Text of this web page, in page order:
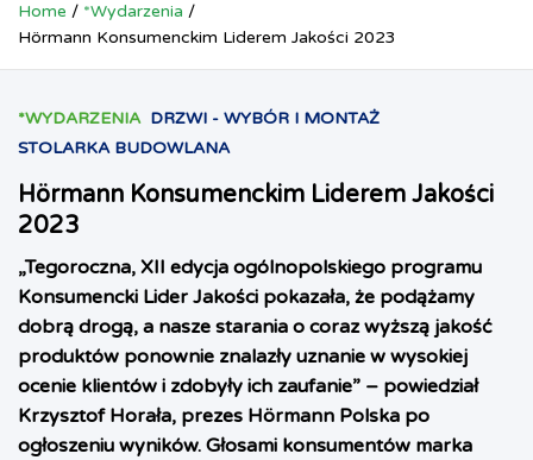
Home
*Wydarzenia
Hörmann Konsumenckim Liderem Jakości 2023
*WYDARZENIA DRZWI - WYBÓR I MONTAŻ
STOLARKA BUDOWLANA
Hörmann Konsumenckim Liderem Jakości
2023
„Tegoroczna, XII edycja ogólnopolskiego programu
Konsumencki Lider Jakości pokazała, że podążamy
dobrą drogą, a nasze starania o coraz wyższą jakość
produktów ponownie znalazły uznanie w wysokiej
ocenie klientów i zdobyły ich zaufanie” – powiedział
Krzysztof Horała, prezes Hörmann Polska po
ogłoszeniu wyników. Głosami konsumentów marka